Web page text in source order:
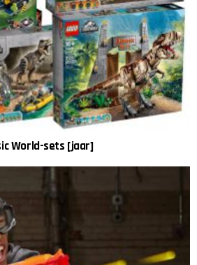
World-sets [jaar]